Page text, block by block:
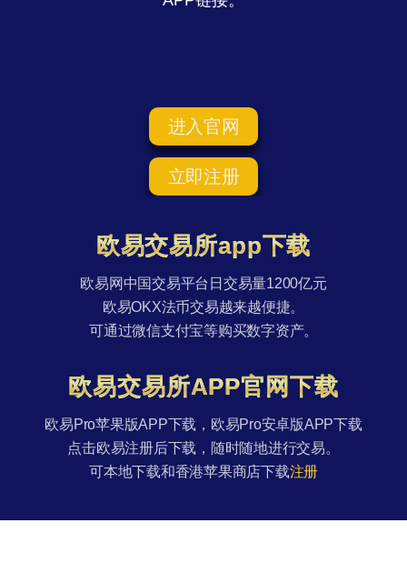
进入官网
立即注册
欧易交易所app下载
欧易网中国交易平台日交易量1200亿元
欧易OKX法币交易越来越便捷。
可通过微信支付宝等购买数字资产。
欧易交易所APP官网下载
欧易Pro苹果版APP下载，欧易Pro安卓版APP下载
点击欧易注册后下载，随时随地进行交易。
可本地下载和香港苹果商店下载注册